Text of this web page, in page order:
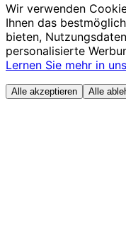
Wir verwenden
Ihnen das
bieten,
personalisierte
Lernen Sie mehr in
Alle akzeptieren Alle